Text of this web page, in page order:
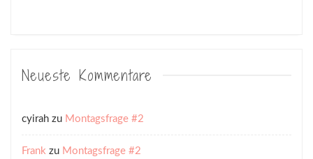
Neueste Kommentare
cyirah zu Montagsfrage #2
Frank zu Montagsfrage #2